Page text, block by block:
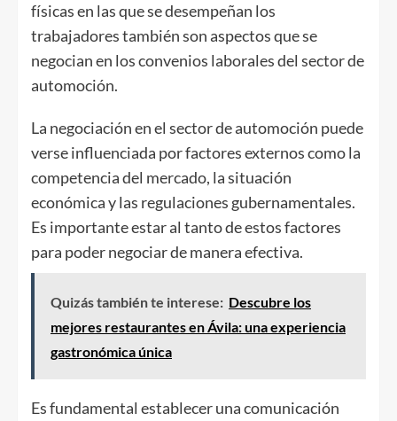
físicas en las que se desempeñan los
trabajadores también son aspectos que se
negocian en los convenios laborales del sector de
automoción.
La negociación en el sector de automoción puede
verse influenciada por factores externos como la
competencia del mercado, la situación
económica y las regulaciones gubernamentales.
Es importante estar al tanto de estos factores
para poder negociar de manera efectiva.
Quizás también te interese: Descubre los
mejores restaurantes en Ávila: una experiencia
gastronómica única
Es fundamental establecer una comunicación